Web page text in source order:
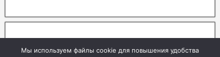
Мы используем файлы cookie для повышения удобства